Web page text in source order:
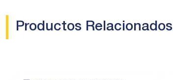
Productos Relacionados